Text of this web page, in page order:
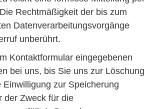
Rechtmäßigkeit der bis zum
Datenverarbeitungsvorgänge
unberührt.
Kontaktformular eingegebenen
bei uns, bis Sie uns zur Löschung
Einwilligung zur Speicherung
der Zweck für die